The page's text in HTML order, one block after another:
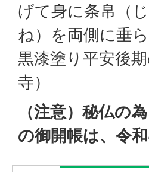
げて身に条帛（
ね）を両側に垂
黒漆塗り平安後
寺）
（注意）秘仏の
の御開帳は、令